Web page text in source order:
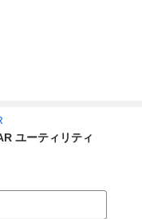
ユーティリティ